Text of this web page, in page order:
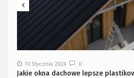
10 Stycznia 2024 0
Jakie okna dachowe lepsze